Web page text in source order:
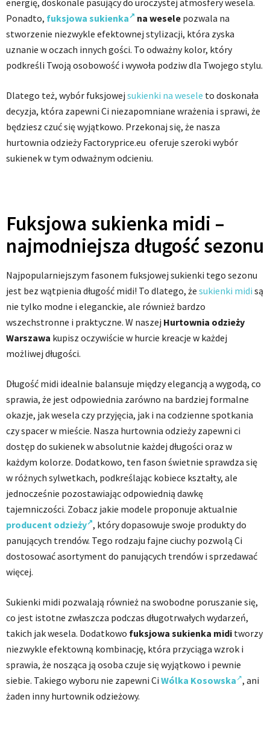
energię, doskonale pasujący do uroczystej atmosfery wesela.
Ponadto, fuksjowa sukienka na wesele pozwala na
stworzenie niezwykle efektownej stylizacji, która zyska
uznanie w oczach innych gości. To odważny kolor, który
podkreśli Twoją osobowość i wywoła podziw dla Twojego stylu.
Dlatego też, wybór fuksjowej sukienki na wesele to doskonała
decyzja, która zapewni Ci niezapomniane wrażenia i sprawi, że
będziesz czuć się wyjątkowo. Przekonaj się, że nasza
hurtownia odzieży Factoryprice.eu oferuje szeroki wybór
sukienek w tym odważnym odcieniu.
Fuksjowa sukienka midi –
najmodniejsza długość sezonu
Najpopularniejszym fasonem fuksjowej sukienki tego sezonu
jest bez wątpienia długość midi! To dlatego, że sukienki midi są
nie tylko modne i eleganckie, ale również bardzo
wszechstronne i praktyczne. W naszej Hurtownia odzieży
Warszawa kupisz oczywiście w hurcie kreacje w każdej
możliwej długości.
Długość midi idealnie balansuje między elegancją a wygodą, co
sprawia, że jest odpowiednia zarówno na bardziej formalne
okazje, jak wesela czy przyjęcia, jak i na codzienne spotkania
czy spacer w mieście. Nasza hurtownia odzieży zapewni ci
dostęp do sukienek w absolutnie każdej długości oraz w
każdym kolorze. Dodatkowo, ten fason świetnie sprawdza się
w różnych sylwetkach, podkreślając kobiece kształty, ale
jednocześnie pozostawiając odpowiednią dawkę
tajemniczości. Zobacz jakie modele proponuje aktualnie
producent odzieży , który dopasowuje swoje produkty do
panujących trendów. Tego rodzaju fajne ciuchy pozwolą Ci
dostosować asortyment do panujących trendów i sprzedawać
więcej.
Sukienki midi pozwalają również na swobodne poruszanie się,
co jest istotne zwłaszcza podczas długotrwałych wydarzeń,
takich jak wesela. Dodatkowo fuksjowa sukienka midi tworzy
niezwykle efektowną kombinację, która przyciąga wzrok i
sprawia, że nosząca ją osoba czuje się wyjątkowo i pewnie
siebie. Takiego wyboru nie zapewni Ci Wólka Kosowska , ani
żaden inny hurtownik odzieżowy.